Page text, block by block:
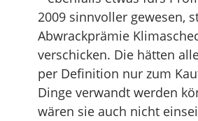
2009 sinnvoller gewesen,
Abwrackprämie
verschicken. Die hätten
per Definition nur zum
Dinge verwandt werden
wären sie auch nicht